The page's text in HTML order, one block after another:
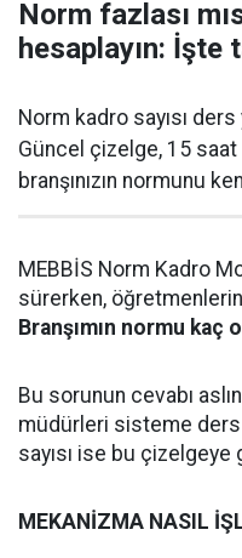
Norm fazlası
hesaplayın: İşte
Norm kadro sayısı
Güncel çizelge, 15
branşınızın normunu
MEBBİS Norm Kadro
sürerken,
Branşımın normu kaç
Bu sorunun cevabı
müdürleri sisteme
sayısı ise bu
MEKANİZMA NASIL